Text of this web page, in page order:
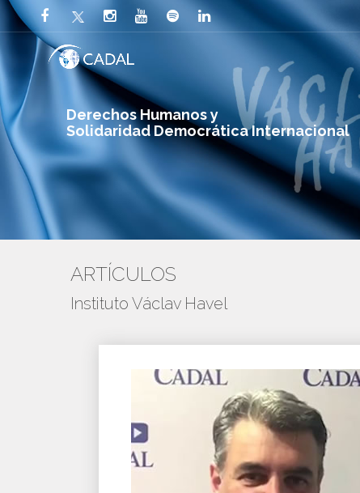
Derechos Humanos y
Solidaridad Democrática Internacional
ARTÍCULOS
Instituto Václav Havel